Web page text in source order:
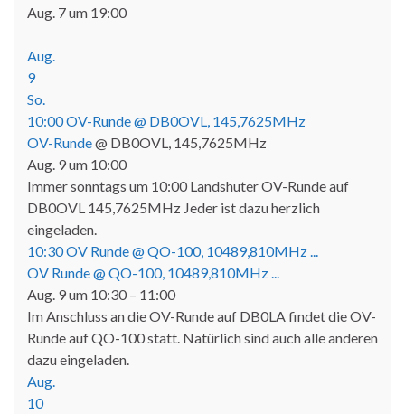
Aug. 7 um 19:00
Aug.
9
So.
10:00OV-Runde@ DB0OVL, 145,7625MHz
OV-Runde@ DB0OVL, 145,7625MHz
Aug. 9 um 10:00
Immer sonntags um 10:00 Landshuter OV-Runde auf
DB0OVL 145,7625MHz Jeder ist dazu herzlich
eingeladen.
10:30OV Runde @ QO-100, 10489,810MHz ...
OV Runde @ QO-100, 10489,810MHz ...
Aug. 9 um 10:30 – 11:00
Im Anschluss an die OV-Runde auf DB0LA findet die OV-
Runde auf QO-100 statt. Natürlich sind auch alle anderen
dazu eingeladen.
Aug.
10